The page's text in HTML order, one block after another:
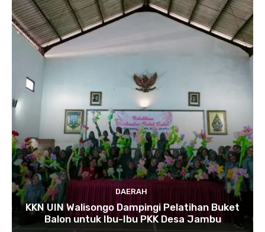
DAERAH
KKN UIN Walisongo Dampingi Pelatihan Buket
Balon untuk Ibu-Ibu PKK Desa Jambu